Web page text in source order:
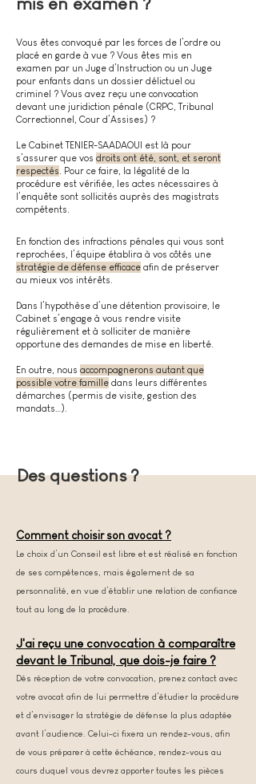
Vous êtes convoqué par les forces de l’ordre ou
placé en garde à vue ? Vous êtes mis en
examen par un Juge d’Instruction ou un Juge
pour enfants dans un dossier délictuel ou
criminel ? Vous avez reçu une convocation
devant une juridiction pénale (CRPC, Tribunal
Correctionnel, Cour d’Assises) ?
Le Cabinet TENIER-SAADAOUI est là pour
s’assurer que vos droits ont été, sont, et seront
respectés. Pour ce faire, la légalité de la
procédure est vérifiée, les actes nécessaires à
l’enquête sont sollicités auprès des magistrats
compétents.
En fonction des infractions pénales qui vous sont
reprochées, l’équipe établira à vos côtés une
stratégie de défense efficace afin de préserver
au mieux vos intérêts.
Dans l’hypothèse d’une détention provisoire, le
Cabinet s’engage à vous rendre visite
régulièrement et à solliciter de manière
opportune des demandes de mise en liberté.
En outre, nous accompagnerons autant que
possible votre famille dans leurs différentes
démarches (permis de visite, gestion des
mandats…).
Des questions ?
Comment choisir son avocat ?
Le choix d’un Conseil est libre et est réalisé en fonction
de ses compétences, mais également de sa
personnalité, en vue d’établir une relation de confiance
tout au long de la procédure.
J'ai reçu une convocation à comparaître
devant le Tribunal, que dois-je faire ?
Dès réception de votre convocation, prenez contact avec
votre avocat afin de lui permettre d’étudier la procédure
et d’envisager la stratégie de défense la plus adaptée
avant l’audience. Celui-ci fixera un rendez-vous, afin
de vous préparer à cette échéance, rendez-vous au
cours duquel vous devrez apporter toutes les pièces